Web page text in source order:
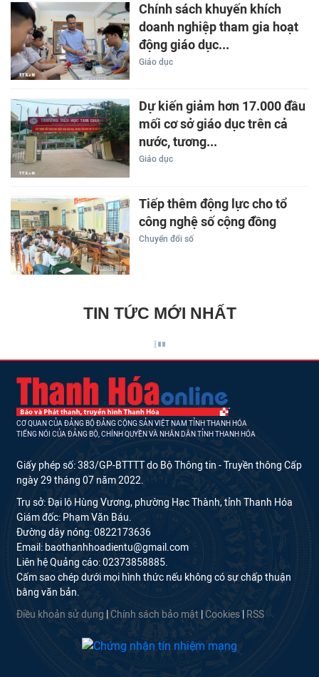
Chính sách khuyến khích
doanh nghiệp tham gia hoạt
động giáo dục...
Giáo dục
Dự kiến giảm hơn 17.000 đầu
mối cơ sở giáo dục trên cả
nước, tương...
Giáo dục
Tiếp thêm động lực cho tổ
công nghệ số cộng đồng
Chuyển đổi số
TIN TỨC MỚI NHẤT
CƠ QUAN CỦA ĐẢNG BỘ ĐẢNG CỘNG SẢN VIỆT NAM TỈNH THANH HÓA
TIẾNG NÓI CỦA ĐẢNG BỘ, CHÍNH QUYỀN VÀ NHÂN DÂN TỈNH THANH HÓA
Giấy phép số: 383/GP-BTTTT do Bộ Thông tin - Truyền thông Cấp
ngày 29 tháng 07 năm 2022.
Trụ sở: Đại lộ Hùng Vương, phường Hạc Thành, tỉnh Thanh Hóa
Giám đốc: Phạm Văn Báu.
Đường dây nóng: 0822173636
Email: baothanhhoadientu@gmail.com
Liên hệ Quảng cáo: 02373858885.
Cấm sao chép dưới mọi hình thức nếu không có sự chấp thuận
bằng văn bản.
Điều khoản sử dụng Chính sách bảo mật Cookies RSS